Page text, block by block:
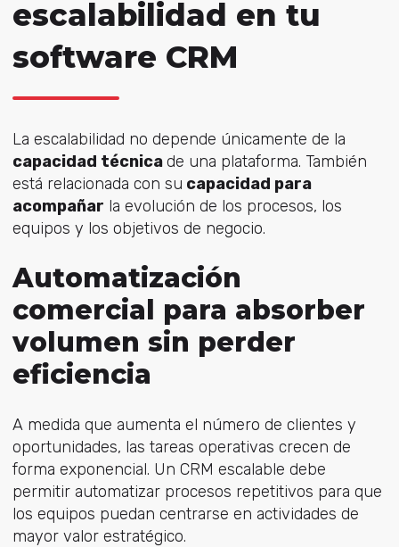
escalabilidad en tu
software CRM
La escalabilidad no depende únicamente de la
capacidad técnicade una plataforma. También
está relacionada con su capacidad para
acompañar la evolución de los procesos, los
equipos y los objetivos de negocio.
Automatización
comercial para absorber
volumen sin perder
eficiencia
A medida que aumenta el número de clientes y
oportunidades, las tareas operativas crecen de
forma exponencial. Un CRM escalable debe
permitir automatizar procesos repetitivos para que
los equipos puedan centrarse en actividades de
mayor valor estratégico.